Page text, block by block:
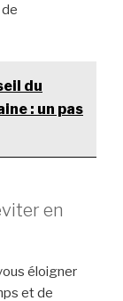
du
: un pas
en
éloigner
et de